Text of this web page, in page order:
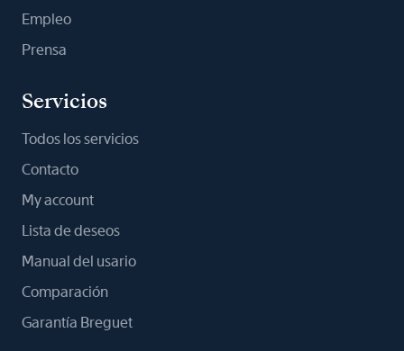
Empleo
Prensa
Servicios
Todos los servicios
Contacto
My account
Lista de deseos
Manual del usario
Comparación
Garantía Breguet